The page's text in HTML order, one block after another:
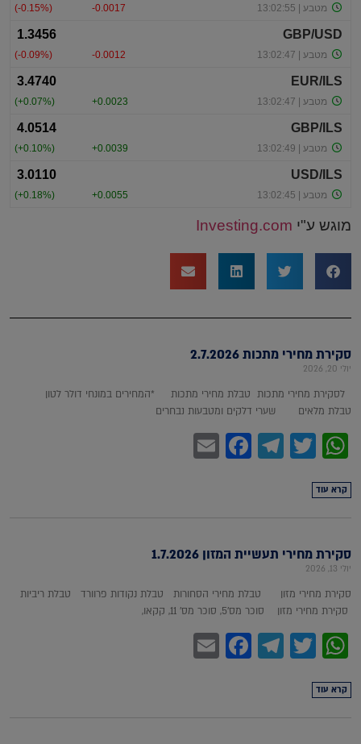
מוגש ע"י Investing.com
סקירת מחירי מתכות 2.7.2026
יולי 20, 2026
לסקירת מחירי מתכות טבלת מחירי מתכות *המחירים במונחי דולר לטון
טבלת מלאים שערי דלקים ומטבעות נבחרים
WhatsApp
Twitter
Telegram
Facebook
קרא עוד
סקירת מחירי תעשיית המזון 1.7.2026
יולי 13, 2026
סקירת מחירי מזון טבלת מחירי הסחורות טבלת נקודות פרוורד טבלת ריביות
סקירת מחירי מזון סוכר מס'5, סוכר מס' 11, קקאו,
WhatsApp
Twitter
Telegram
Facebook
קרא עוד